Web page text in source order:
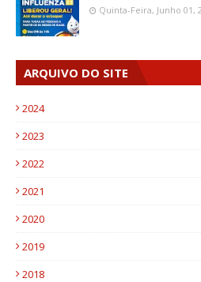
Quinta-Feira, Junho 01,
ARQUIVO DO SITE
2024
2023
2022
2021
2020
2019
2018